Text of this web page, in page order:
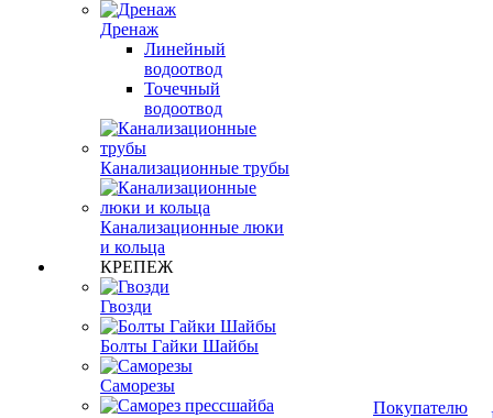
Дренаж
Линейный
водоотвод
Точечный
водоотвод
Канализационные трубы
Канализационные люки
и кольца
КРЕПЕЖ
Гвозди
Болты Гайки Шайбы
Саморезы
Покупателю